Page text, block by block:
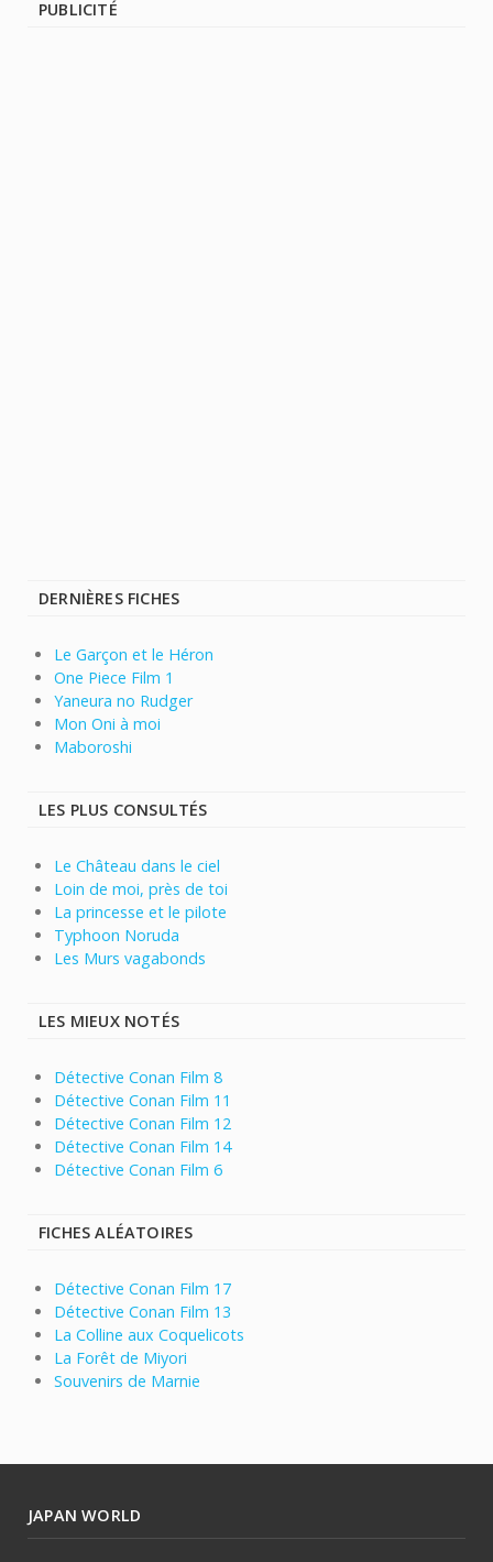
PUBLICITÉ
DERNIÈRES FICHES
Le Garçon et le Héron
One Piece Film 1
Yaneura no Rudger
Mon Oni à moi
Maboroshi
LES PLUS CONSULTÉS
Le Château dans le ciel
Loin de moi, près de toi
La princesse et le pilote
Typhoon Noruda
Les Murs vagabonds
LES MIEUX NOTÉS
Détective Conan Film 8
Détective Conan Film 11
Détective Conan Film 12
Détective Conan Film 14
Détective Conan Film 6
FICHES ALÉATOIRES
Détective Conan Film 17
Détective Conan Film 13
La Colline aux Coquelicots
La Forêt de Miyori
Souvenirs de Marnie
JAPAN WORLD